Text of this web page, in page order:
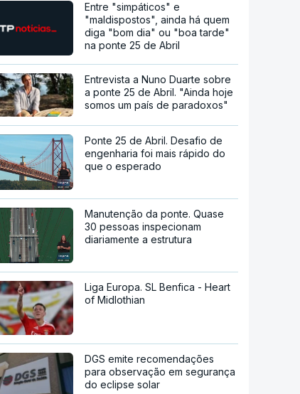
Entre "simpáticos" e
"maldispostos", ainda há quem
diga "bom dia" ou "boa tarde"
na ponte 25 de Abril
Entrevista a Nuno Duarte sobre
a ponte 25 de Abril. "Ainda hoje
somos um país de paradoxos"
Ponte 25 de Abril. Desafio de
engenharia foi mais rápido do
que o esperado
Manutenção da ponte. Quase
30 pessoas inspecionam
diariamente a estrutura
Liga Europa. SL Benfica - Heart
of Midlothian
DGS emite recomendações
para observação em segurança
do eclipse solar